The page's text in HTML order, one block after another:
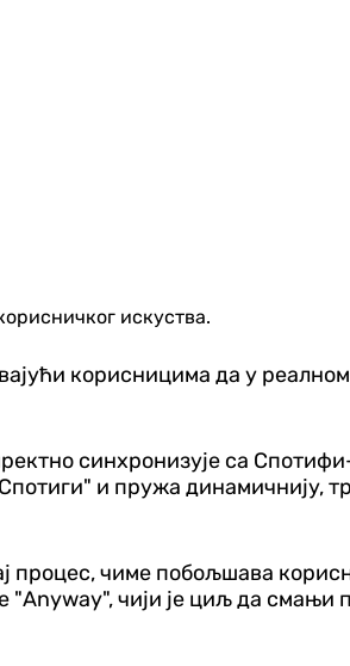
искуства.
корисницима да у
синхронизује са
и пружа динамичнију,
процес, чиме побољшава
"Anyway", чији је циљ да смањи